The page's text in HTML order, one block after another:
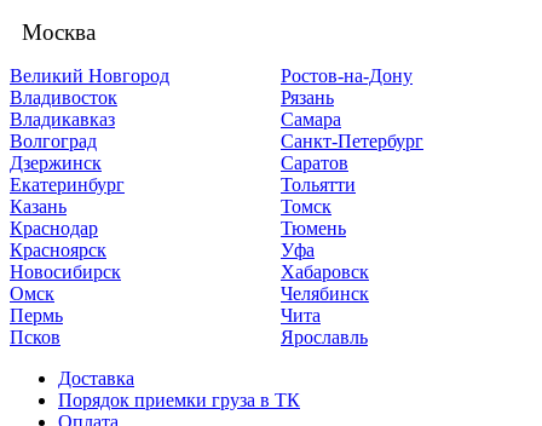
Москва
Великий Новгород
Владивосток
Владикавказ
Волгоград
Дзержинск
Екатеринбург
Казань
Краснодар
Красноярск
Новосибирск
Омск
Пермь
Псков
Ростов-на-Дону
Рязань
Самара
Санкт-Петербург
Саратов
Тольятти
Томск
Тюмень
Уфа
Хабаровск
Челябинск
Чита
Ярославль
Доставка
Порядок приемки груза в ТК
Оплата